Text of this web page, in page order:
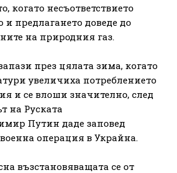
когато несъответствието
и предлагането доведе до
на природния газ.
през цялата зима, когато
увеличиха потреблението
и се влоши значително, след
на Руската
Путин даде заповед
операция в Украйна.
възстановяващата се от